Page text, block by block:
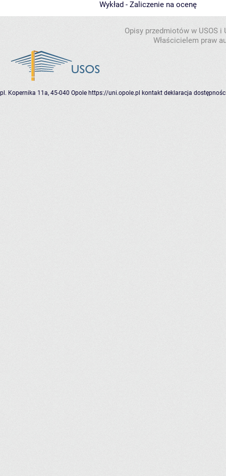
Wykład - Zaliczenie na ocenę
Opisy przedmiotów w USOS
Właścicielem praw
pl. Kopernika 11a, 45-040 Opole https://uni.opole.pl kontakt deklaracja